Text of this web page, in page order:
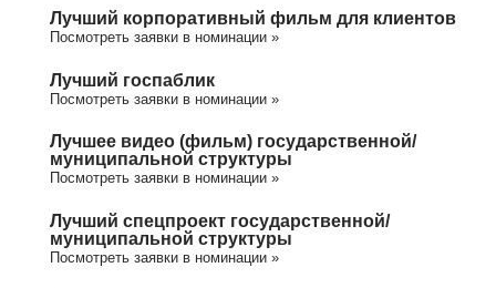
Лучший корпоративный фильм для клиентов
Посмотреть заявки в номинации »
Лучший госпаблик
Посмотреть заявки в номинации »
Лучшее видео (фильм) государственной/
муниципальной структуры
Посмотреть заявки в номинации »
Лучший спецпроект государственной/
муниципальной структуры
Посмотреть заявки в номинации »